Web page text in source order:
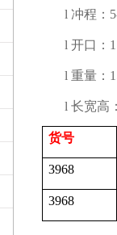
l 冲程：
l 开口：
l 重量：
l 长宽高
货号
3968
3968